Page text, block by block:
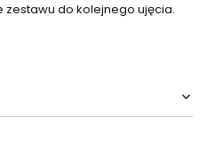
zestawu do kolejnego ujęcia.